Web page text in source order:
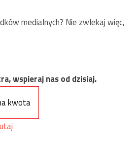
medialnych? Nie zwlekaj więc,
wspieraj nas od dzisiaj.
kwota